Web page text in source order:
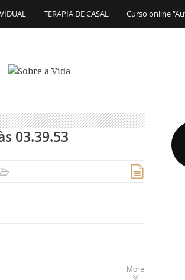
TERAPIA DE CASAL Curso online
03.39.53
More